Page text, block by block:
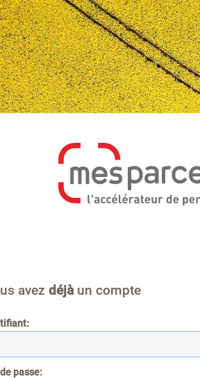
avez déjàun compte
passe: